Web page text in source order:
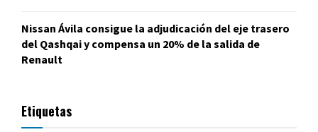
Nissan Ávila consigue la adjudicación del eje trasero
del Qashqai y compensa un 20% de la salida de
Renault
Etiquetas